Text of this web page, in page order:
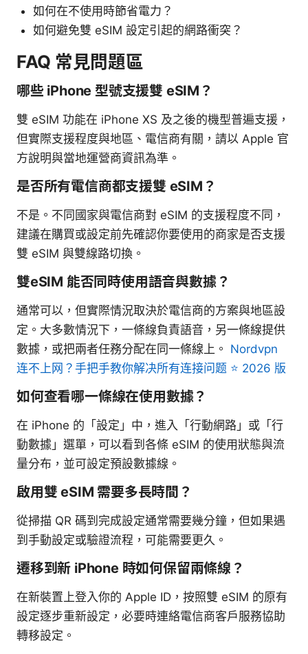
如何在不使用時節省電力？
如何避免雙 eSIM 設定引起的網路衝突？
FAQ 常見問題區
哪些 iPhone 型號支援雙 eSIM？
雙 eSIM 功能在 iPhone XS 及之後的機型普遍支援，
但實際支援程度與地區、電信商有關，請以 Apple 官
方說明與當地運營商資訊為準。
是否所有電信商都支援雙 eSIM？
不是。不同國家與電信商對 eSIM 的支援程度不同，
建議在購買或設定前先確認你要使用的商家是否支援
雙 eSIM 與雙線路切換。
雙eSIM 能否同時使用語音與數據？
通常可以，但實際情況取決於電信商的方案與地區設
定。大多數情況下，一條線負責語音，另一條線提供
數據，或把兩者任務分配在同一條線上。 Nordvpn
连不上网？手把手教你解决所有连接问题 ⭐ 2026 版
如何查看哪一條線在使用數據？
在 iPhone 的「設定」中，進入「行動網路」或「行
動數據」選單，可以看到各條 eSIM 的使用狀態與流
量分布，並可設定預設數據線。
啟用雙 eSIM 需要多長時間？
從掃描 QR 碼到完成設定通常需要幾分鐘，但如果遇
到手動設定或驗證流程，可能需要更久。
遷移到新 iPhone 時如何保留兩條線？
在新裝置上登入你的 Apple ID，按照雙 eSIM 的原有
設定逐步重新設定，必要時連絡電信商客戶服務協助
轉移設定。